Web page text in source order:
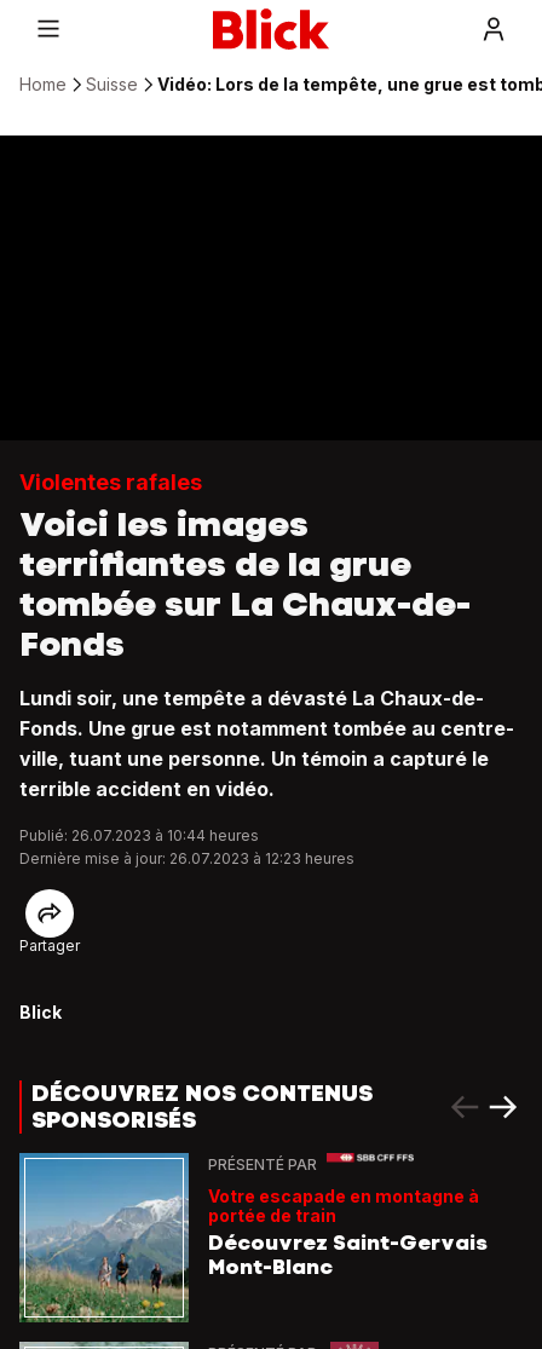
Home Suisse Vidéo: Lors de la tempête, une grue est
Violentes rafales
Voici les images
terrifiantes de la grue
tombée sur La Chaux-de-
Fonds
Lundi soir, une tempête a dévasté La Chaux-de-
Fonds. Une grue est notamment tombée au centre-
ville, tuant une personne. Un témoin a capturé le
terrible accident en vidéo.
Publié: 26.07.2023 à 10:44 heures
Dernière mise à jour: 26.07.2023 à 12:23 heures
Partager
Blick
DÉCOUVREZ NOS CONTENUS
SPONSORISÉS
PRÉSENTÉ PAR
Votre escapade en montagne à
portée de train
Découvrez Saint-Gervais
Mont-Blanc